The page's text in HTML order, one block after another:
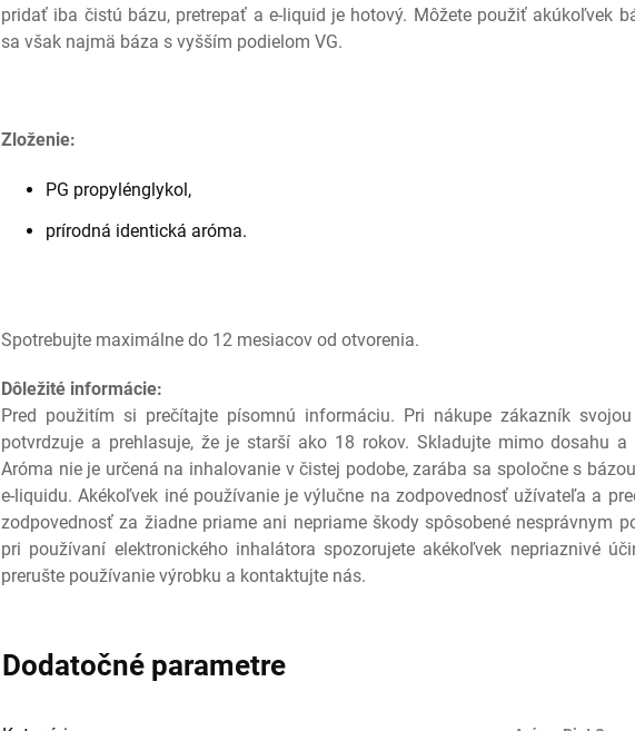
pridať iba čistú bázu, pretrepať a e-liquid je hotový. Môžete použiť akúkoľvek
sa však najmä báza s vyšším podielom VG.
Zloženie:
PG propylénglykol,
prírodná identická aróma.
Spotrebujte maximálne do 12 mesiacov od otvorenia.
Dôležité informácie:
Pred použitím si prečítajte písomnú informáciu. Pri nákupe zákazník svojou
potvrdzuje a prehlasuje, že je starší ako 18 rokov. Skladujte mimo dosahu a
Aróma nie je určená na inhalovanie v čistej podobe, zarába sa spoločne s
e-liquidu. Akékoľvek iné používanie je výlučne na zodpovednosť užívateľa a
zodpovednosť za žiadne priame ani nepriame škody spôsobené nesprávnym
pri používaní elektronického inhalátora spozorujete akékoľvek nepriaznivé
prerušte používanie výrobku a kontaktujte nás.
Dodatočné parametre